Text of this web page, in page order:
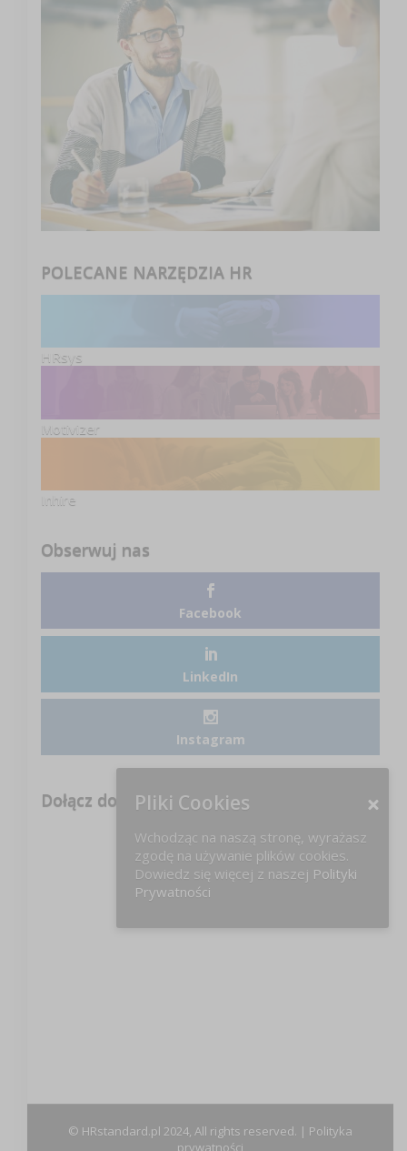
POLECANE NARZĘDZIA HR
HRsys
Motivizer
Inhire
Obserwuj nas
Facebook
LinkedIn
Instagram
Dołącz do nas na FB!
© HRstandard.pl 2024, All rights reserved. | Polityka
prywatności
Pliki Cookies
Wchodząc na naszą stronę, wyrażasz
zgodę na używanie plików cookies.
Dowiedz się więcej z naszej Polityki
Prywatności